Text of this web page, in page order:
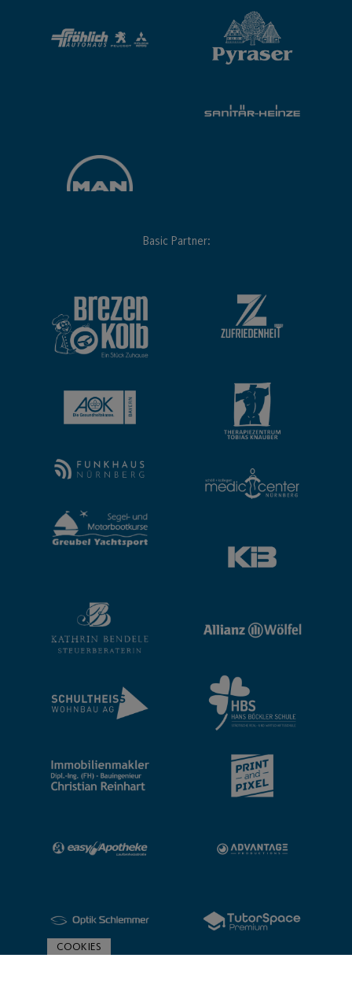
Basic Partner:
COOKIES